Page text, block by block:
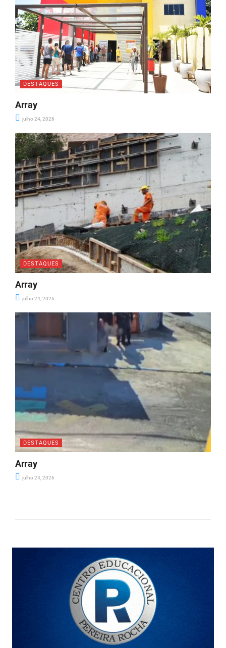
DESTAQUES
Array
julho 24, 2026
DESTAQUES
Array
julho 24, 2026
DESTAQUES
Array
julho 24, 2026